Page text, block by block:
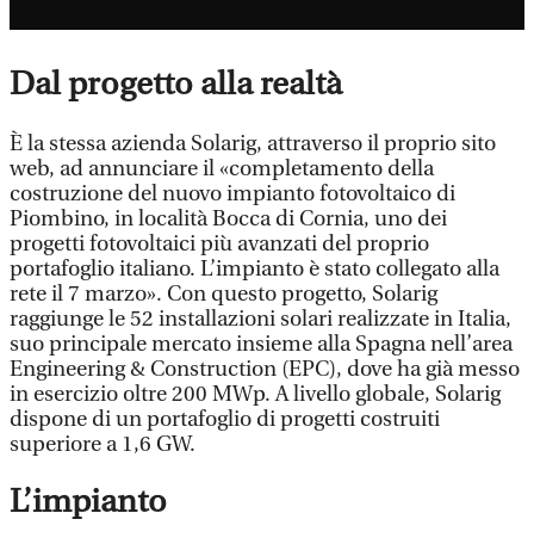
Dal progetto alla realtà
È la stessa azienda Solarig, attraverso il proprio sito
web, ad annunciare il «completamento della
costruzione del nuovo impianto fotovoltaico di
Piombino, in località Bocca di Cornia, uno dei
progetti fotovoltaici più avanzati del proprio
portafoglio italiano. L’impianto è stato collegato alla
rete il 7 marzo». Con questo progetto, Solarig
raggiunge le 52 installazioni solari realizzate in Italia,
suo principale mercato insieme alla Spagna nell’area
Engineering & Construction (EPC), dove ha già messo
in esercizio oltre 200 MWp. A livello globale, Solarig
dispone di un portafoglio di progetti costruiti
superiore a 1,6 GW.
L’impianto